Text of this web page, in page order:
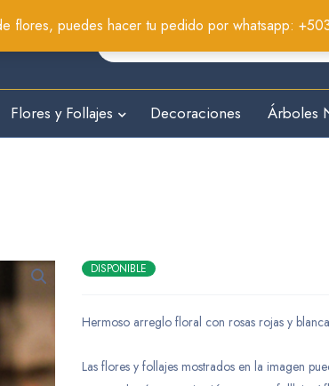
flores, puedes hacer tu pedido por whatsapp:
Flores y Follajes Decoraciones Árboles
DISPONIBLE
Hermoso arreglo floral con rosas rojas y
Las flores y follajes mostrados en la imagen